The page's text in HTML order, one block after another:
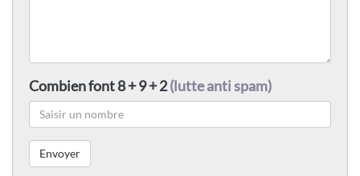
Combien font 8 + 9 + 2(lutte anti spam)